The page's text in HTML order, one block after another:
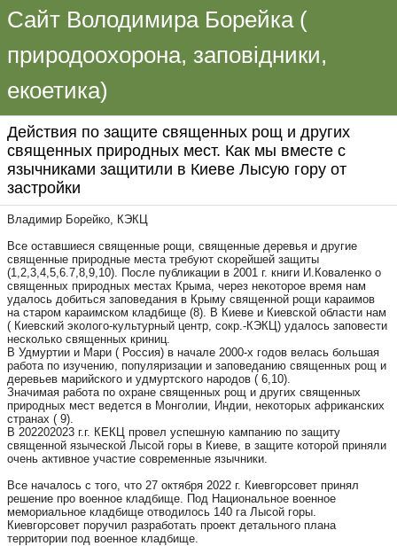
Сайт Володимира Борейка (
природоохорона, заповідники,
екоетика)
Действия по защите священных рощ и других
священных природных мест. Как мы вместе с
язычниками защитили в Киеве Лысую гору от
застройки
Владимир Борейко, КЭКЦ
Все оставшиеся священные рощи, священные деревья и другие
священные природные места требуют скорейшей защиты
(1,2,3,4,5,6.7,8,9,10). После публикации в 2001 г. книги И.Коваленко о
священных природных местах Крыма, через некоторое время нам
удалось добиться заповедания в Крыму священной рощи караимов
на старом караимском кладбище (8). В Киеве и Киевской области нам
( Киевский эколого-культурный центр, сокр.-КЭКЦ) удалось заповести
несколько священных криниц.
В Удмуртии и Мари ( Россия) в начале 2000-х годов велась большая
работа по изучению, популяризации и заповеданию священных рощ и
деревьев марийского и удмуртского народов ( 6,10).
Значимая работа по охране священных рощ и других священных
природных мест ведется в Монголии, Индии, некоторых африканских
странах ( 9).
В 202202023 г.г. КЕКЦ провел успешную кампанию по защиту
священной языческой Лысой горы в Киеве, в защите которой приняли
очень активное участие современные язычники.
Все началось с того, что 27 октября 2022 г. Киевгорсовет принял
решение про военное кладбище. Под Национальное военное
мемориальное кладбище отводилось 140 га Лысой горы.
Киевгорсовет поручил разработать проект детального плана
территории под военное кладбище.